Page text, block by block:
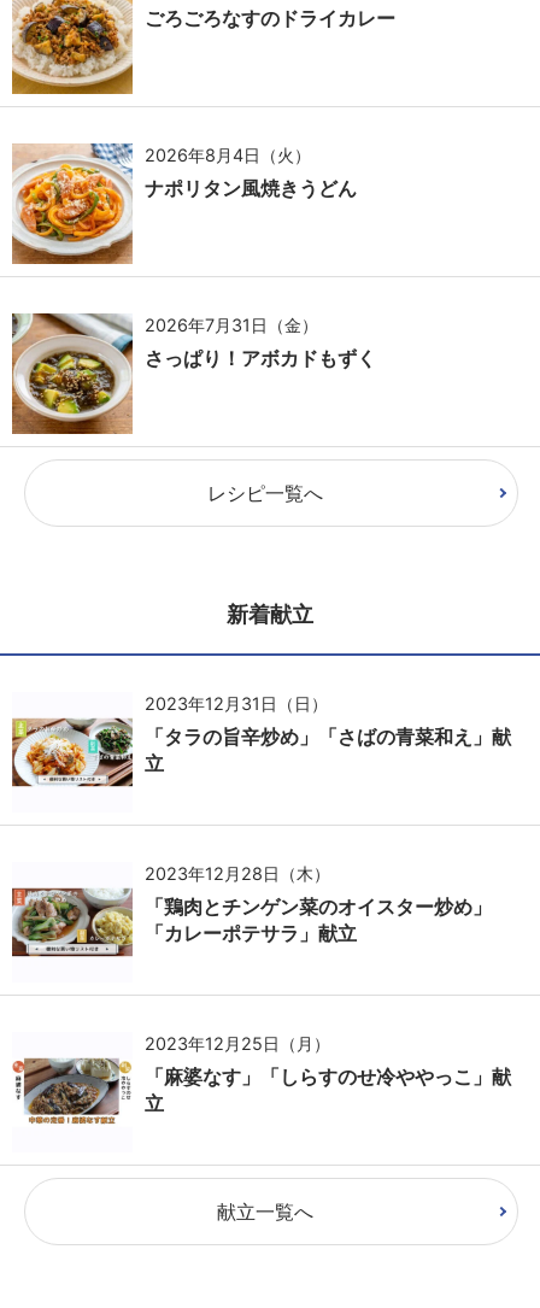
ごろごろなすのドライカレー
2026年8月4日（火）
ナポリタン風焼きうどん
2026年7月31日（金）
さっぱり！アボカドもずく
レシピ一覧へ
新着献立
2023年12月31日（日）
「タラの旨辛炒め」「さばの青菜和え」献
立
2023年12月28日（木）
「鶏肉とチンゲン菜のオイスター炒め」
「カレーポテサラ」献立
2023年12月25日（月）
「麻婆なす」「しらすのせ冷ややっこ」献
立
献立一覧へ